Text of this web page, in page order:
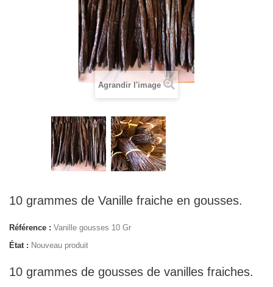
Agrandir l'image
10 grammes de Vanille fraiche en gousses.
Référence : Vanille gousses 10 Gr
État : Nouveau produit
10 grammes de gousses de vanilles fraiches.